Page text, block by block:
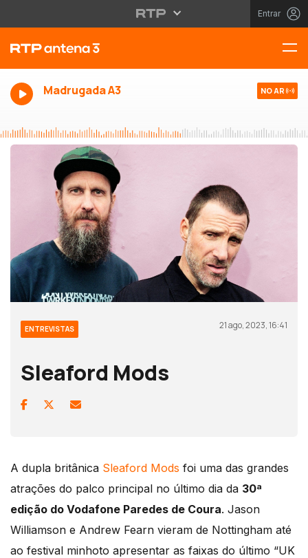
Entrar
Madrugada A3 NO AR
ENTREVISTAS 21 ago, 2023, 16:41
Sleaford Mods
A dupla britânica Sleaford Mods foi uma das grandes
atrações do palco principal no último dia da 30ª
edição do Vodafone Paredes de Coura. Jason
Williamson e Andrew Fearn vieram de Nottingham até
ao festival minhoto apresentar as faixas do último “UK